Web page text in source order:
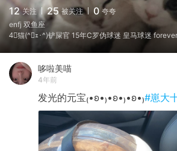
12 关注 25 被关注 0 夸夸
enfj 双鱼座
4⃣️猫(^･ｪ･^)铲屎官 15年C罗伪球迷 皇马球迷
哆啦美喵
4年前
发光的元宝₍•ʚ•₎•ʚ•₎•ʚ•₎#崽大